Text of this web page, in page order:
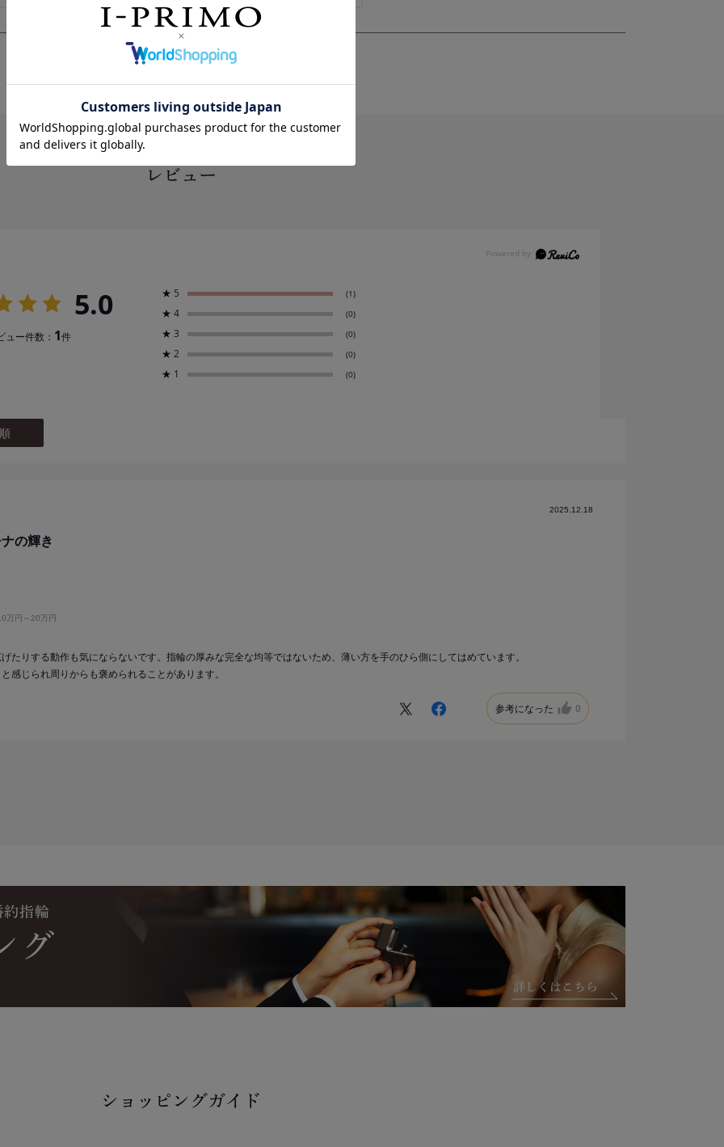
レビュー
5.0
ュー件数： 1件
★ 5 (1)
★ 4 (0)
★ 3 (0)
★ 2 (0)
★ 1 (0)
2025.12.18
の輝き
万円～20万円
たりする動作も気にならないです。指輪の厚みな完全な均等ではないため、薄い方を手のひら側にしてはめています。
感じられ周りからも褒められることがあります。
参考になった 0
ショッピングガイド